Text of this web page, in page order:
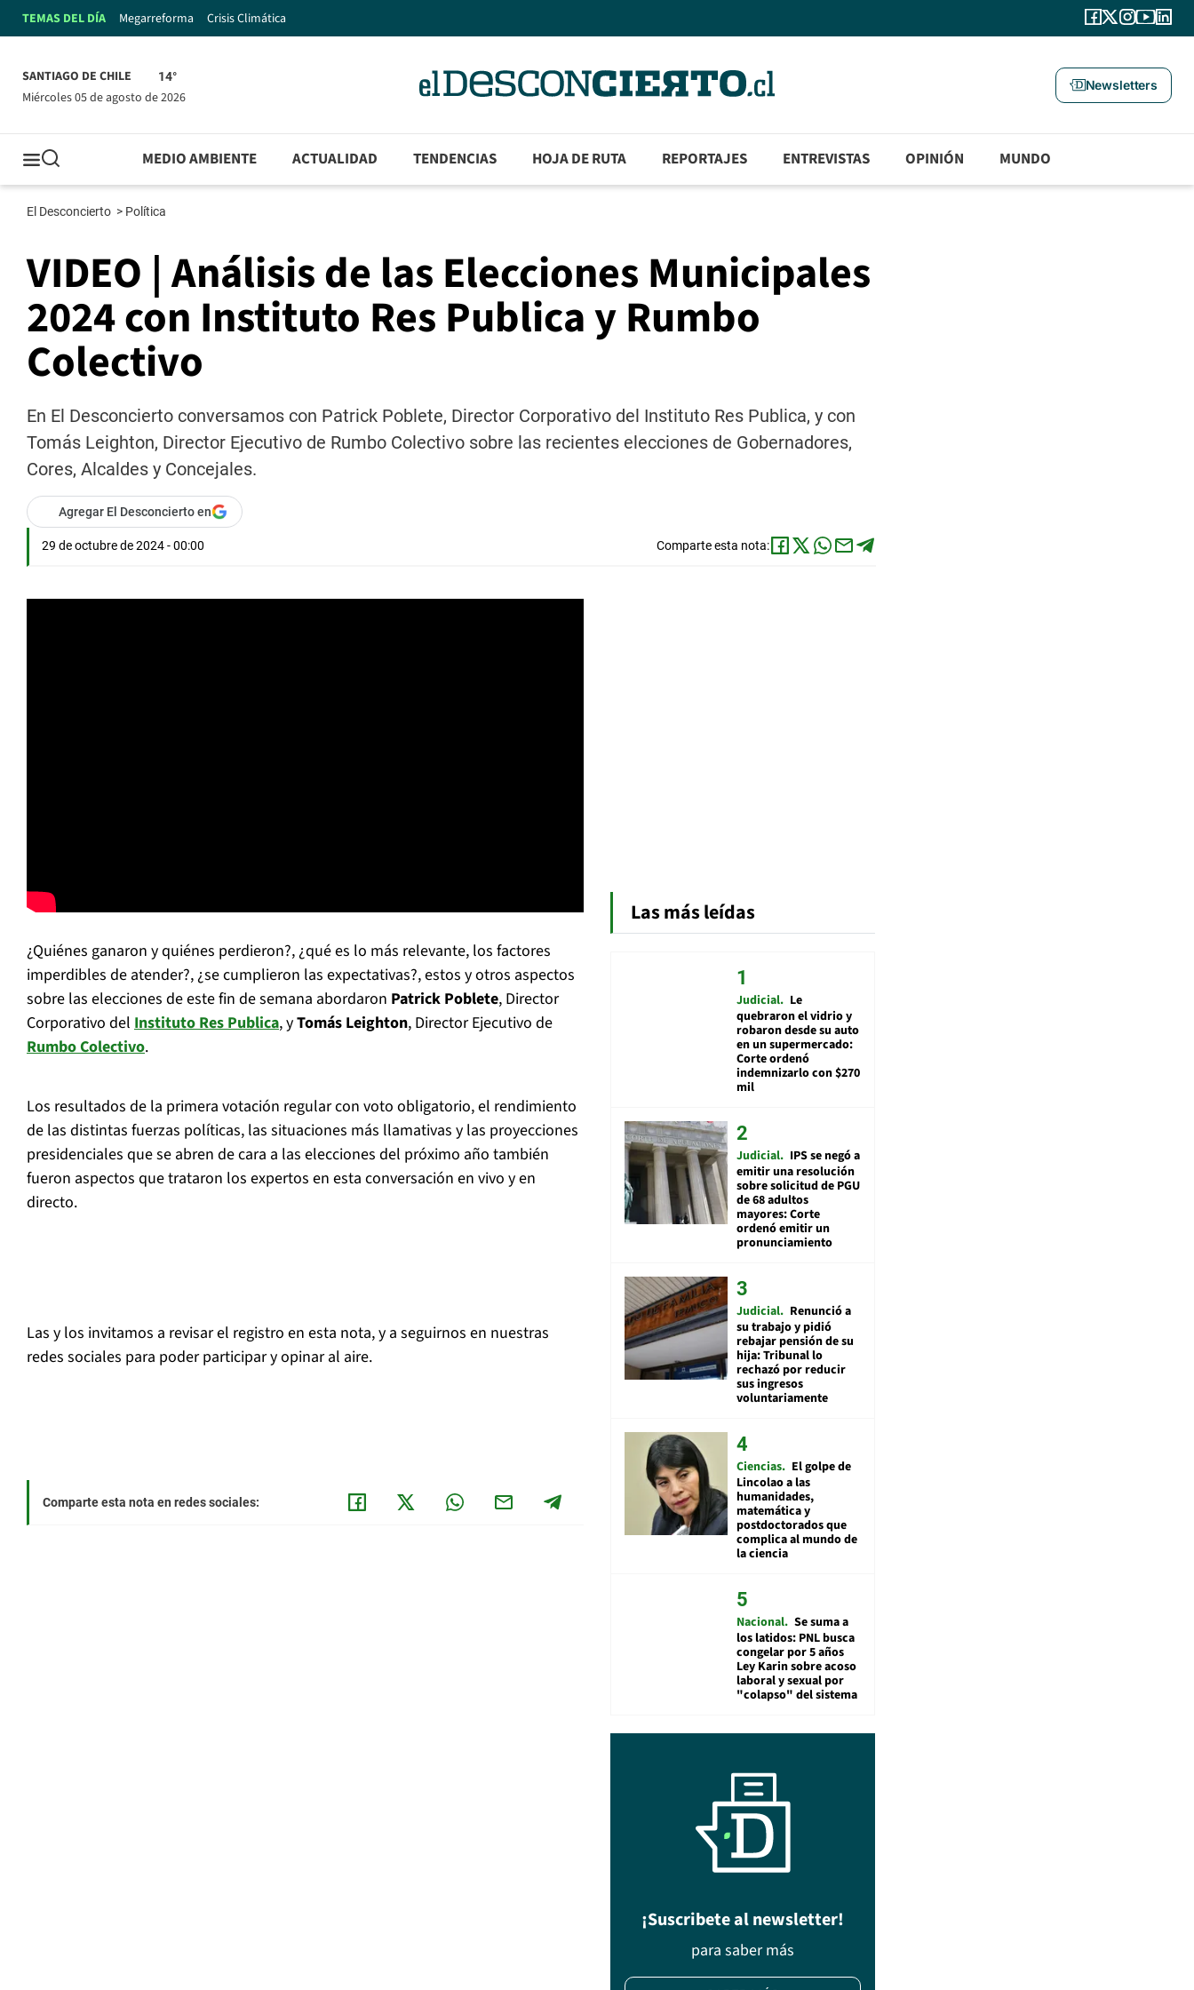
TEMAS DEL DÍA Megarreforma Crisis Climática
SANTIAGO DE CHILE 14°
miércoles 05 de agosto de 2026
Newsletters
MEDIO AMBIENTE ACTUALIDAD TENDENCIAS HOJA DE RUTA REPORTAJES ENTREVISTAS OPINIÓN MUNDO
El Desconcierto > Política
VIDEO | Análisis de las Elecciones Municipales
2024 con Instituto Res Publica y Rumbo
Colectivo
En El Desconcierto conversamos con Patrick Poblete, Director Corporativo del Instituto Res Publica, y con
Tomás Leighton, Director Ejecutivo de Rumbo Colectivo sobre las recientes elecciones de Gobernadores,
Cores, Alcaldes y Concejales.
Agregar El Desconcierto en
29 de octubre de 2024 - 00:00 Comparte esta nota:
¿Quiénes ganaron y quiénes perdieron?, ¿qué es lo más relevante, los factores
imperdibles de atender?, ¿se cumplieron las expectativas?, estos y otros aspectos
sobre las elecciones de este fin de semana abordaron Patrick Poblete, Director
Corporativo del Instituto Res Publica, yTomás Leighton, Director Ejecutivo de
Rumbo Colectivo.
Los resultados de la primera votación regular con voto obligatorio, el rendimiento
de las distintas fuerzas políticas, las situaciones más llamativas y las proyecciones
presidenciales que se abren de cara a las elecciones del próximo año también
fueron aspectos que trataron los expertos en esta conversación en vivo y en
directo.
Las y los invitamos a revisar el registro en esta nota, y a seguirnos en nuestras
redes sociales para poder participar y opinar al aire.
Comparte esta nota en redes sociales:
Las más leídas
Judicial Le
quebraron el vidrio y
robaron desde su auto
en un supermercado:
Corte ordenó
indemnizarlo con $270
mil
Judicial IPS se negó a
emitir una resolución
sobre solicitud de PGU
de 68 adultos
mayores: Corte
ordenó emitir un
pronunciamiento
Judicial Renunció a
su trabajo y pidió
rebajar pensión de su
hija: Tribunal lo
rechazó por reducir
sus ingresos
voluntariamente
Ciencias El golpe de
Lincolao a las
humanidades,
matemática y
postdoctorados que
complica al mundo de
la ciencia
Nacional Se suma a
los latidos: PNL busca
congelar por 5 años
Ley Karin sobre acoso
laboral y sexual por
"colapso" del sistema
¡Suscribete al newsletter!
para saber más